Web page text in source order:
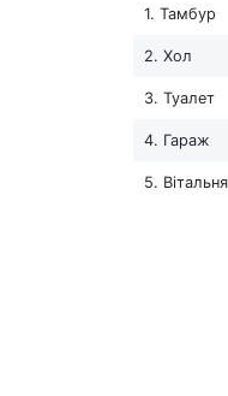
1. Тамбур
2. Хол
3. Туалет
4. Гараж
5.